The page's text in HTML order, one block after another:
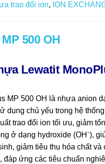
trao đổi ion, ION
500 OH
Lewatit
MP 500 OH là nhựa anion
dụng chủ yếu trong hệ
trao đổi ion tối ưu, giảm
ở dạng hydroxide (OH⁻),
giảm tiêu thụ hóa chất
đáp ứng các tiêu chuẩn